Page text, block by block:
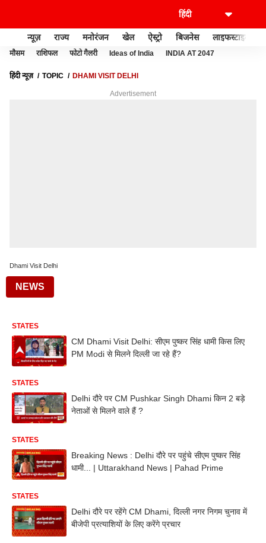
न्यूज़ राज्य मनोरंजन खेल ऐस्ट्रो बिजनेस लाइफस्टाइल
मौसम राशिफल फोटो गैलरी Ideas of India INDIA AT 2047
हिंदी न्यूज़ TOPIC DHAMI VISIT DELHI
Advertisement
Dhami Visit Delhi
NEWS
STATES
CM Dhami Visit Delhi: सीएम पुष्कर सिंह धामी किस लिए
PM Modi से मिलने दिल्ली जा रहे हैं?
STATES
Delhi दौरे पर CM Pushkar Singh Dhami किन 2 बड़े
नेताओं से मिलने वाले हैं ?
STATES
Breaking News : Delhi दौरे पर पहुंचे सीएम पुष्कर सिंह
धामी... | Uttarakhand News | Pahad Prime
STATES
Delhi दौरे पर रहेंगे CM Dhami, दिल्ली नगर निगम चुनाव में
बीजेपी प्रत्याशियों के लिए करेंगे प्रचार